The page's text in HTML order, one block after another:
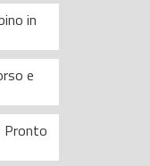
in
e
Pronto